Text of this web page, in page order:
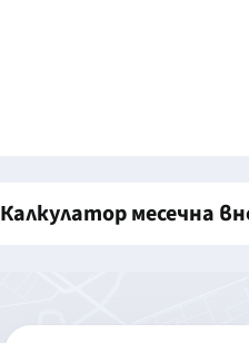
Калкулатор месечна